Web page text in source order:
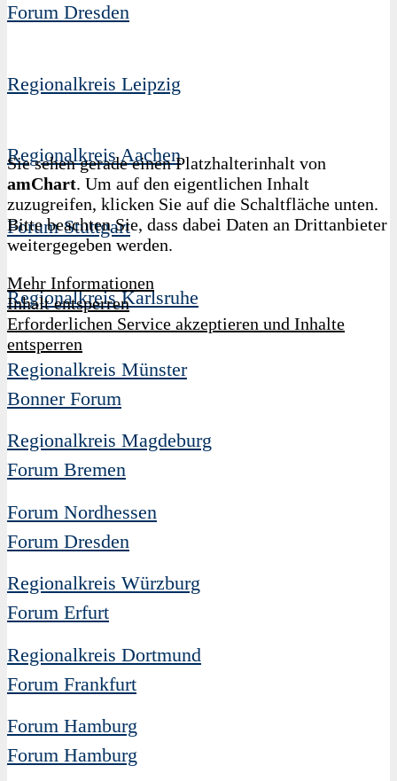
Forum Dresden
Regionalkreis Leipzig
Regionalkreis Aachen
Forum Stuttgart
Regionalkreis Karlsruhe
Regionalkreis Münster
Regionalkreis Magdeburg
Forum Nordhessen
Regionalkreis Würzburg
Regionalkreis Dortmund
Forum Hamburg
Sie sehen gerade einen Platzhalterinhalt von
amChart. Um auf den eigentlichen Inhalt
zuzugreifen, klicken Sie auf die Schaltfläche unten.
Bitte beachten Sie, dass dabei Daten an Drittanbieter
weitergegeben werden.
Mehr Informationen
Inhalt entsperren
Erforderlichen Service akzeptieren und Inhalte
entsperren
Bonner Forum
Forum Bremen
Forum Dresden
Forum Erfurt
Forum Frankfurt
Forum Hamburg